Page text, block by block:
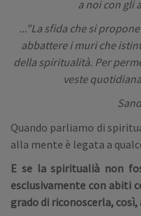
a noi con gli
..."La sfida che si
abbattere i muri che
della spiritualità. Per
veste
Quando parliamo di
alla mente è legata a
E se la spiritualià non
esclusivamente con abiti
grado di riconoscerla,